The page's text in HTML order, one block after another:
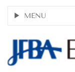
MENU